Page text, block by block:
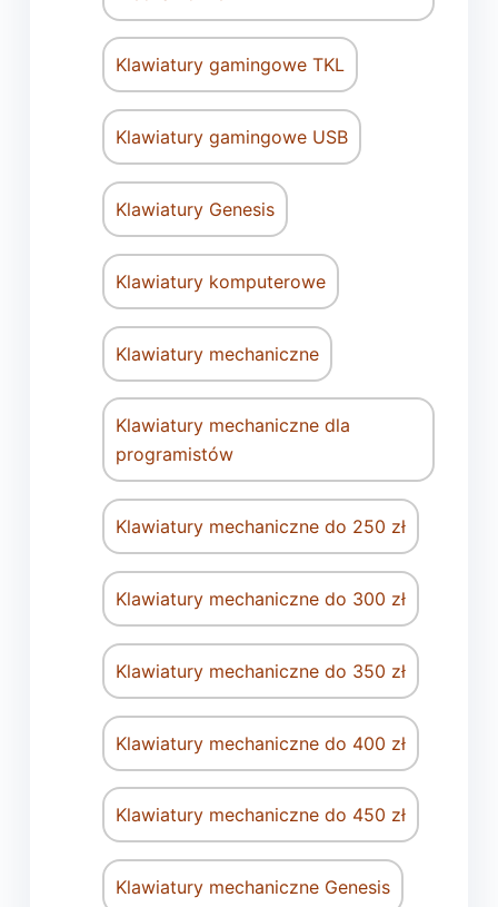
Klawiatury gamingowe TKL
Klawiatury gamingowe USB
Klawiatury Genesis
Klawiatury komputerowe
Klawiatury mechaniczne
Klawiatury mechaniczne dla
programistów
Klawiatury mechaniczne do 250 zł
Klawiatury mechaniczne do 300 zł
Klawiatury mechaniczne do 350 zł
Klawiatury mechaniczne do 400 zł
Klawiatury mechaniczne do 450 zł
Klawiatury mechaniczne Genesis